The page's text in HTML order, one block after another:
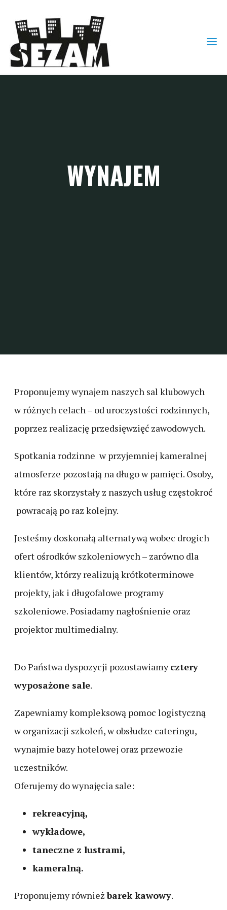
WYNAJEM
Proponujemy wynajem naszych sal klubowych
w różnych celach – od uroczystości rodzinnych,
poprzez realizację przedsięwzięć zawodowych.
Spotkania rodzinne w przyjemniej kameralnej
atmosferze pozostają na długo w pamięci. Osoby,
które raz skorzystały z naszych usług częstokroć
powracają po raz kolejny.
Jesteśmy doskonałą alternatywą wobec drogich
ofert ośrodków szkoleniowych – zarówno dla
klientów, którzy realizują krótkoterminowe
projekty, jak i długofalowe programy
szkoleniowe. Posiadamy nagłośnienie oraz
projektor multimedialny.
Do Państwa dyspozycji pozostawiamycztery
wyposażone sale.
Zapewniamy kompleksową pomoc logistyczną
w organizacji szkoleń, w obsłudze cateringu,
wynajmie bazy hotelowej oraz przewozie
uczestników.
Oferujemy do wynajęcia sale:
rekreacyjną,
wykładowe,
taneczne z lustrami,
kameralną.
Proponujemy równieżbarek kawowy.